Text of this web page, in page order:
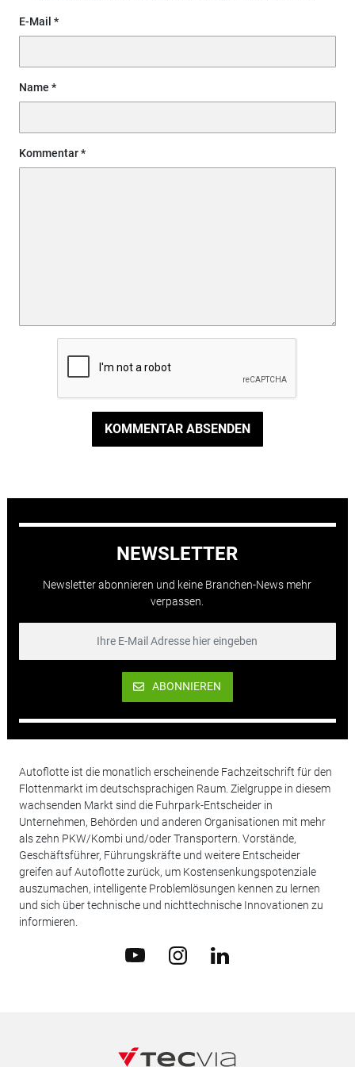
E-Mail
Name
Kommentar
KOMMENTAR ABSENDEN
NEWSLETTER
Newsletter abonnieren und keine Branchen-News mehr
verpassen.
ABONNIEREN
Autoflotte ist die monatlich erscheinende Fachzeitschrift für den
Flottenmarkt im deutschsprachigen Raum. Zielgruppe in diesem
wachsenden Markt sind die Fuhrpark-Entscheider in
Unternehmen, Behörden und anderen Organisationen mit mehr
als zehn PKW/Kombi und/oder Transportern. Vorstände,
Geschäftsführer, Führungskräfte und weitere Entscheider
greifen auf Autoflotte zurück, um Kostensenkungspotenziale
auszumachen, intelligente Problemlösungen kennen zu lernen
und sich über technische und nichttechnische Innovationen zu
informieren.